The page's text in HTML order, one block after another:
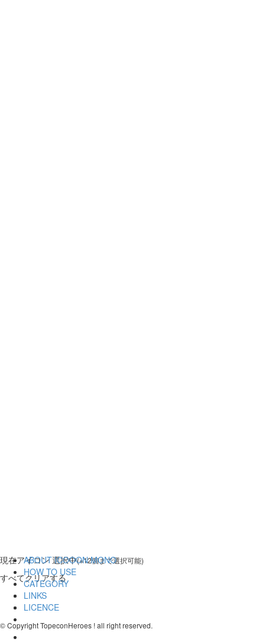
現在アイコン 選択中(※12個まで選択可能)
すべてクリアする
ABOUT ICOOON MONO
HOW TO USE
CATEGORY
LINKS
LICENCE
© Copyright TopeconHeroes ! all right reserved.